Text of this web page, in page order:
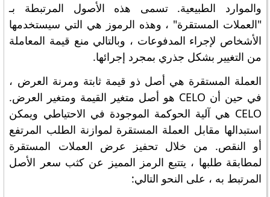
والموارد الطبيعية. تسمى هذه الأصول المرتبطة بـ
"العملات المستقرة" ، وهذه الرموز هي التي سيستخدمها
الأشخاص لإجراء المدفوعات ، وبالتالي منع قيمة المعاملة
من التغيير بشكل جذري بمجرد إجرائها.
العملة المستقرة هي أصل ذو قيمة ثابتة ومرنة العرض ،
في حين أن CELO هو أصل متغير القيمة ومتغير العرض.
CELO هي آلية الحوكمة الموجودة في الاحتياطي ويمكن
استبدالها مقابل العملة المستقرة لموازنة الطلب المرتفع
أو النقص. من خلال تحفيز عرض العملات المستقرة
لمطابقة طلبها ، يتتبع الرمز المميز عن كثب سعر الأصل
المرتبط به ، على النحو التالي: